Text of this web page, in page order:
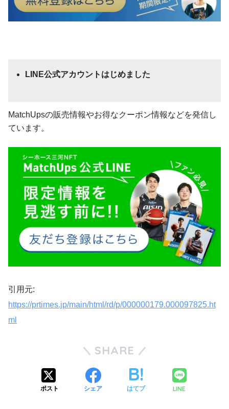
LINE公式アカウントはじめました
MatchUpsの販売情報やお得なクーポン情報などを発信し
ています。
引用元:
https://prtimes.jp/main/html/rd/p/000000179.000097825.ht
ml
SHARE
ポスト シェア はてブ LINE